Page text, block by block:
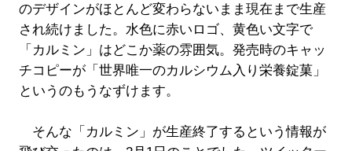
のデザインがほとんど変わらないまま現在まで生産
され続けました。水色に赤いロゴ、黄色い文字で
「カルミン」はどこか薬の雰囲気。発売時のキャッ
チコピーが「世界唯一のカルシウム入り栄養錠菓」
というのもうなずけます。
そんな「カルミン」が生産終了するという情報が